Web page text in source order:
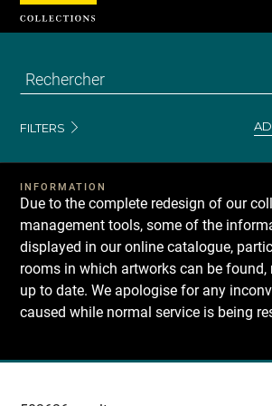
FILTERS
INFORMATION
Due to the complete redesign of our
management tools, some of the
displayed in our online catalogue,
rooms in which artworks can be found,
up to date. We apologise for any
caused while normal service is being
Recherche
Cookies management panel